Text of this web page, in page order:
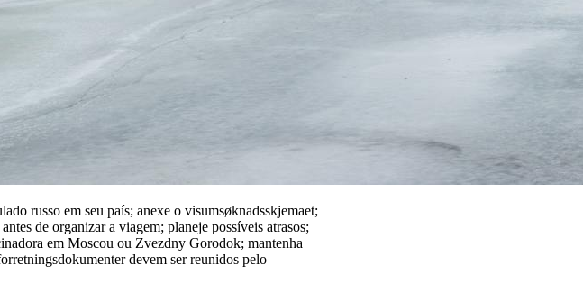
russo em seu país; anexe o visumsøknadsskjemaet;
de organizar a viagem; planeje possíveis atrasos;
em Moscou ou Zvezdny Gorodok; mantenha
devem ser reunidos pelo